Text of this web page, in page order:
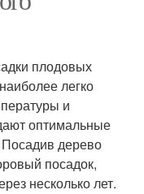
плодовых
легко
и
оптимальные
Посадив дерево
посадок,
несколько лет.